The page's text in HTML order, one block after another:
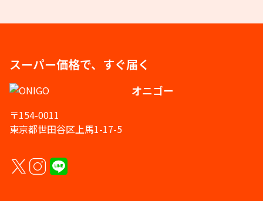
スーパー価格で、すぐ届く
オニゴー
〒154-0011
東京都世田谷区上馬1-17-5